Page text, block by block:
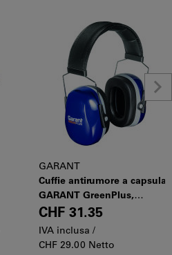
GARANT
Cuffie antirumore a capsula
GARANT GreenPlus,
Modello: 33
CHF 31.35
IVA inclusa /
CHF 29.00 Netto